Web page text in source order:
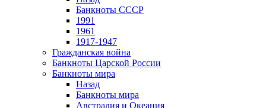
Банкноты СССР
1991
1961
1917-1947
Гражданская война
Банкноты Царской России
Банкноты мира
Назад
Банкноты мира
Австралия и Океания